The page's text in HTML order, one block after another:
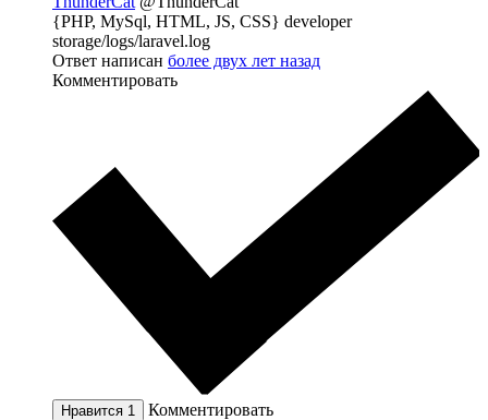
{PHP, MySql, HTML, JS, CSS} developer
storage/logs/laravel.log
Ответ написан более двух лет назад
Комментировать
Нравится 1 Комментировать